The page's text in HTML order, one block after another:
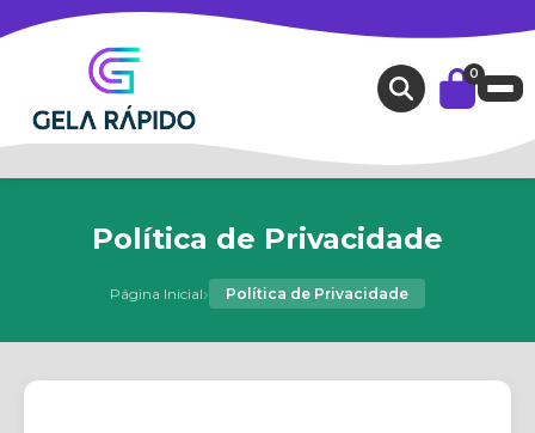
0
Política de Privacidade
Página Inicial› Política de Privacidade